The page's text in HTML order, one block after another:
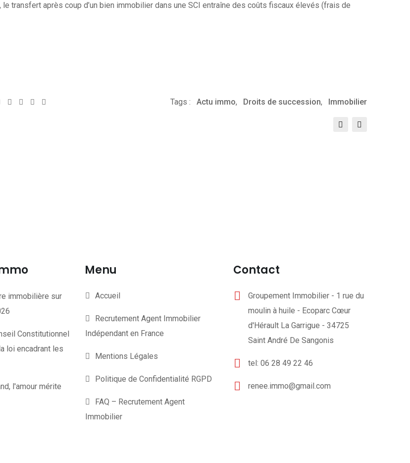
transfert après coup d’un bien immobilier dans une SCI entraîne des coûts fiscaux élevés (frais de
Whatsapp
SharePrint Tags : Actu immo, Droits de succession, Immobilier
immobilière sur
Constitutionnel
loi encadrant les
l'amour mérite
Menu
Accueil
Recrutement Agent Immobilier
Indépendant en France
Mentions Légales
Politique de Confidentialité RGPD
FAQ – Recrutement Agent
Immobilier
Contact
Groupement Immobilier - 1 rue du
moulin à huile - Ecoparc Cœur
d'Hérault La Garrigue - 34725
Saint André De Sangonis
tel: 06 28 49 22 46
renee.immo@gmail.com